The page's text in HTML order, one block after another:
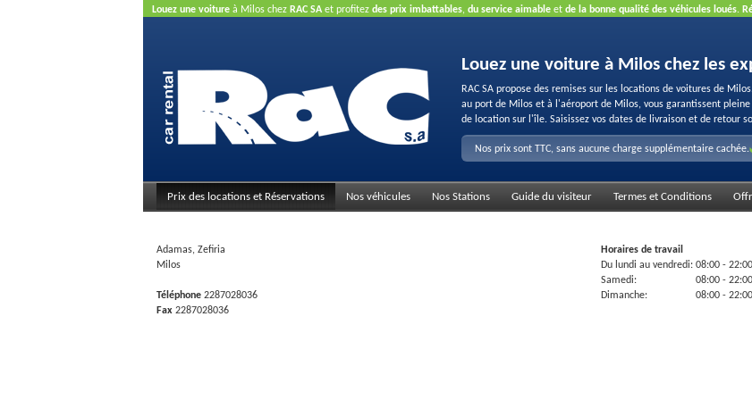
Louez une voiture à Milos chez RAC SA et profitez des prix imbattables, du service aimable et de la bonne qualité des véhicules loués.
Louez une voiture à Milos chez les
RAC SA propose des remises sur les locations de voitures de
au port de Milos et à l'aéroport de Milos, vous garantissent
de location sur l'île. Saisissez vos dates de livraison et de retour
Nos prix sont TTC, sans aucune charge supplémentaire cachée.
Prix des locations et Réservations Nos véhicules Nos Stations Guide du visiteur Termes et Conditions
Adamas, Zefiria
Milos
Téléphone 2287028036
Fax 2287028036
Horaires de travail
Du lundi au vendredi: 08:00 - 22:00
Samedi:
08:00 - 22:00
Dimanche:
08:00 - 22:00